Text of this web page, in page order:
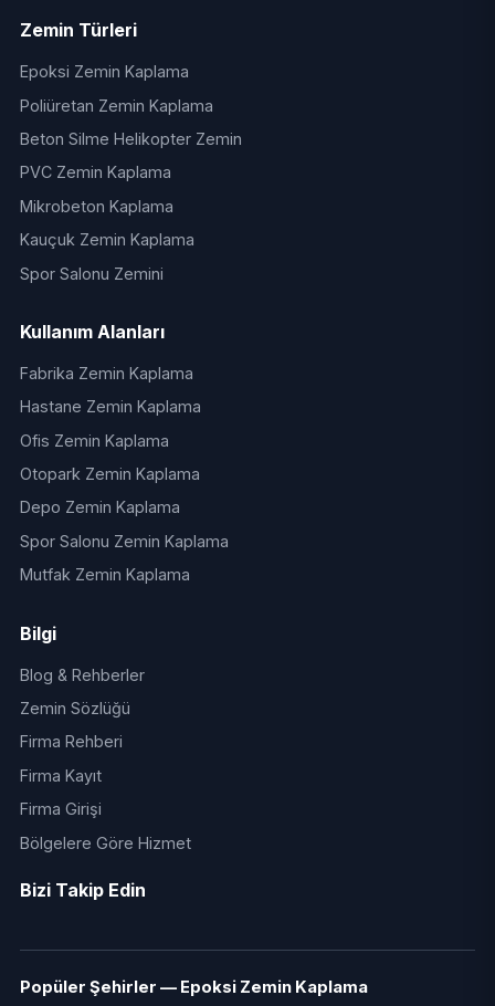
Zemin Türleri
Epoksi Zemin Kaplama
Poliüretan Zemin Kaplama
Beton Silme Helikopter Zemin
PVC Zemin Kaplama
Mikrobeton Kaplama
Kauçuk Zemin Kaplama
Spor Salonu Zemini
Kullanım Alanları
Fabrika Zemin Kaplama
Hastane Zemin Kaplama
Ofis Zemin Kaplama
Otopark Zemin Kaplama
Depo Zemin Kaplama
Spor Salonu Zemin Kaplama
Mutfak Zemin Kaplama
Bilgi
Blog & Rehberler
Zemin Sözlüğü
Firma Rehberi
Firma Kayıt
Firma Girişi
Bölgelere Göre Hizmet
Bizi Takip Edin
Popüler Şehirler — Epoksi Zemin Kaplama